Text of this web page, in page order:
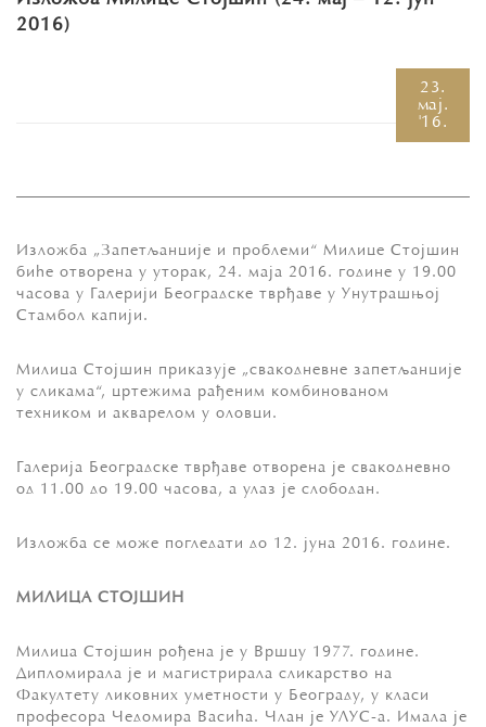
2016)
23.
мај.
'16.
Изложба „Запетљанције и проблеми“ Милице Стојшин
биће отворена у уторак, 24. маја 2016. године у 19.00
часова у Галерији Београдске тврђаве у Унутрашњој
Стамбол капији.
Милица Стојшин приказује „свакодневне запетљанције
у сликама“, цртежима рађеним комбинованом
техником и акварелом у оловци.
Галерија Београдске тврђаве отворена је свакодневно
од 11.00 до 19.00 часова, а улаз је слободан.
Изложба се може погледати до 12. јуна 2016. године.
МИЛИЦА СТОЈШИН
Милица Стојшин рођена је у Вршцу 1977. године.
Дипломирала је и магистрирала сликарство на
Факултету ликовних уметности у Београду, у класи
професора Чедомира Васића. Члан је УЛУС-а. Имала је